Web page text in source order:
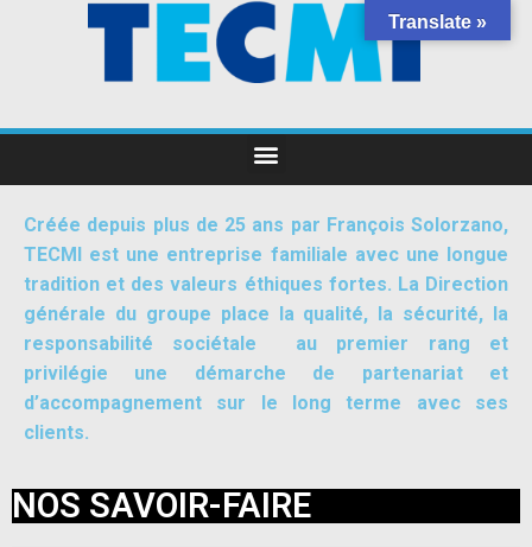
Créée depuis plus de 25 ans par François Solorzano,
TECMI est une entreprise familiale avec une longue
tradition et des valeurs éthiques fortes. La Direction
générale du groupe place la qualité, la sécurité, la
responsabilité sociétale au premier rang et
privilégie une démarche de partenariat et
d’accompagnement sur le long terme avec ses
clients.
NOS SAVOIR-FAIRE
Translate »